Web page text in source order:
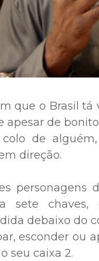
que o Brasil
apesar de
de alguém,
direção.
personagens
sete chaves,
debaixo do
esconder ou
seu caixa 2.